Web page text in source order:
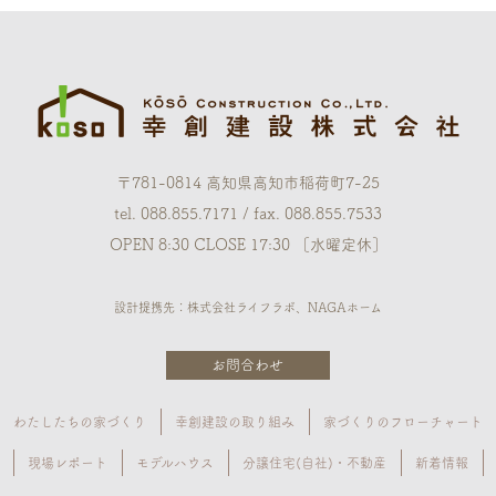
〒781-0814 高知県高知市稲荷町7-25
tel. 088.855.7171 / fax. 088.855.7533
OPEN 8:30 CLOSE 17:30 ［水曜定休］
設計提携先：株式会社ライフラボ、NAGAホーム
お問合わせ
わたしたちの家づくり 幸創建設の取り組み 家づくりのフローチャート
現場レポート モデルハウス 分譲住宅(自社)・不動産 新着情報